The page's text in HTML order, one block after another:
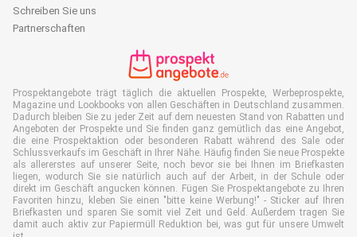
Schreiben Sie uns
Partnerschaften
Prospektangebote trägt täglich die aktuellen Prospekte, Werbeprospekte,
Magazine und Lookbooks von allen Geschäften in Deutschland zusammen.
Dadurch bleiben Sie zu jeder Zeit auf dem neuesten Stand von Rabatten und
Angeboten der Prospekte und Sie finden ganz gemütlich das eine Angebot,
die eine Prospektaktion oder besonderen Rabatt während des Sale oder
Schlussverkaufs im Geschäft in Ihrer Nähe. Häufig finden Sie neue Prospekte
als allererstes auf unserer Seite, noch bevor sie bei Ihnen im Briefkasten
liegen, wodurch Sie sie natürlich auch auf der Arbeit, in der Schule oder
direkt im Geschäft angucken können. Fügen Sie Prospektangebote zu Ihren
Favoriten hinzu, kleben Sie einen "bitte keine Werbung!" - Sticker auf Ihren
Briefkasten und sparen Sie somit viel Zeit und Geld. Außerdem tragen Sie
damit auch aktiv zur Papiermüll Reduktion bei, was gut für unsere Umwelt